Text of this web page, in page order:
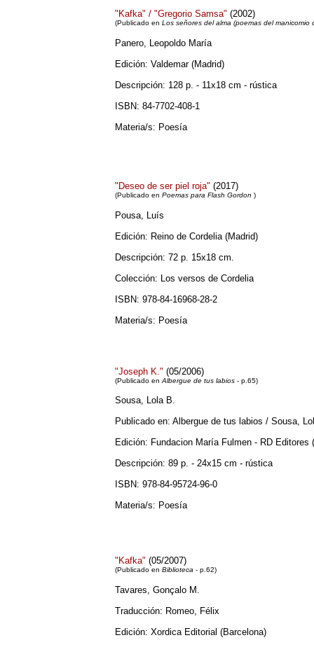
"Kafka" / "Gregorio Samsa" (2002)
(Publicado en Los señores del alma (poemas del manicomio
Panero, Leopoldo María
Edición: Valdemar (Madrid)
Descripción: 128 p. - 11x18 cm - rústica
ISBN: 84-7702-408-1
Materia/s: Poesía
"Deseo de ser piel roja" (2017)
(Publicado en Poemas para Flash Gordon )
Pousa, Luís
Edición: Reino de Cordelia (Madrid)
Descripción: 72 p. 15x18 cm.
Colección: Los versos de Cordelia
ISBN: 978-84-16968-28-2
Materia/s: Poesía
"Joseph K." (05/2006)
(Publicado en Albergue de tus labios - p.65)
Sousa, Lola B.
Publicado en: Albergue de tus labios / Sousa,
Edición: Fundacion María Fulmen - RD Editores
Descripción: 89 p. - 24x15 cm - rústica
ISBN: 978-84-95724-96-0
Materia/s: Poesía
"Kafka" (05/2007)
(Publicado en Biblioteca - p.62)
Tavares, Gonçalo M.
Traducción: Romeo, Félix
Edición: Xordica Editorial (Barcelona)